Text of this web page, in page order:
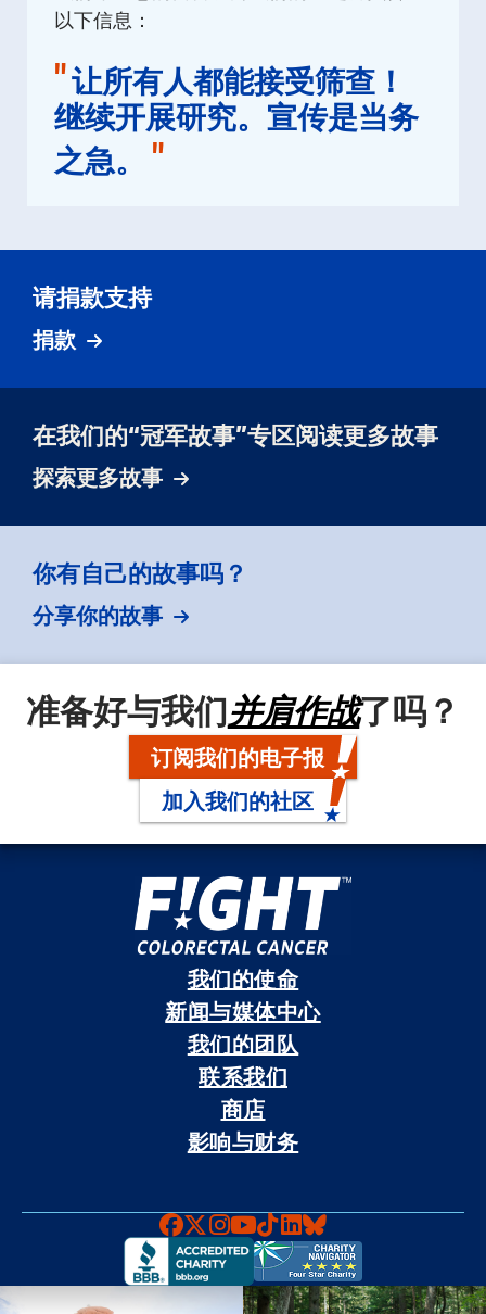
以下信息：
"让所有人都能接受筛查！
继续开展研究。宣传是当务
之急。
"
请捐款支持
捐款
在我们的“冠军故事”专区阅读更多故事
探索更多故事
你有自己的故事吗？
分享你的故事
准备好与我们并肩作战了吗？
订阅我们的电子报
加入我们的社区
我们的使命
新闻与媒体中心
我们的团队
联系我们
商店
影响与财务
Faceboook
X Instagram
YouTube
TikTok
LinkedIn
Bluesky